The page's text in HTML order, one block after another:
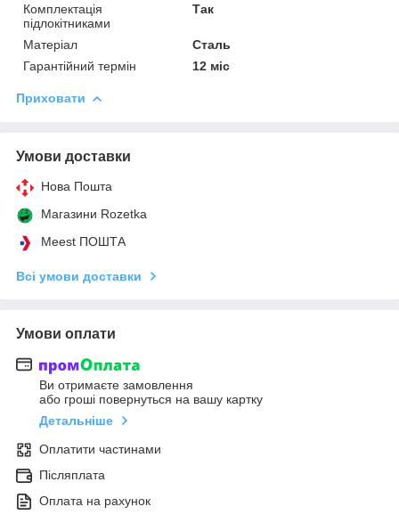
Комплектація
підлокітниками
Так
Матеріал
Сталь
Гарантійний термін
12 міс
Приховати
Умови доставки
Нова Пошта
Магазини Rozetka
Meest ПОШТА
Всі умови доставки
Умови оплати
Ви отримаєте замовлення
або гроші повернуться на вашу картку
Детальніше
Оплатити частинами
Післяплата
Оплата на рахунок